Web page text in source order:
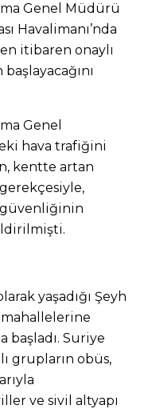
Genel Müdürü
Havalimanı’nda
itibaren onaylı
Genel
hava trafiğini
kentte artan
yaşadığı Şeyh
başladı. Suriye
grupların obüs,
ve sivil altyapı